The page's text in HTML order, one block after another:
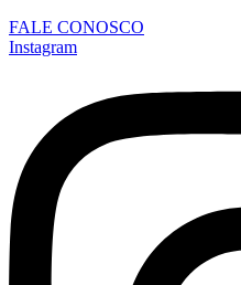
FALE CONOSCO
Instagram